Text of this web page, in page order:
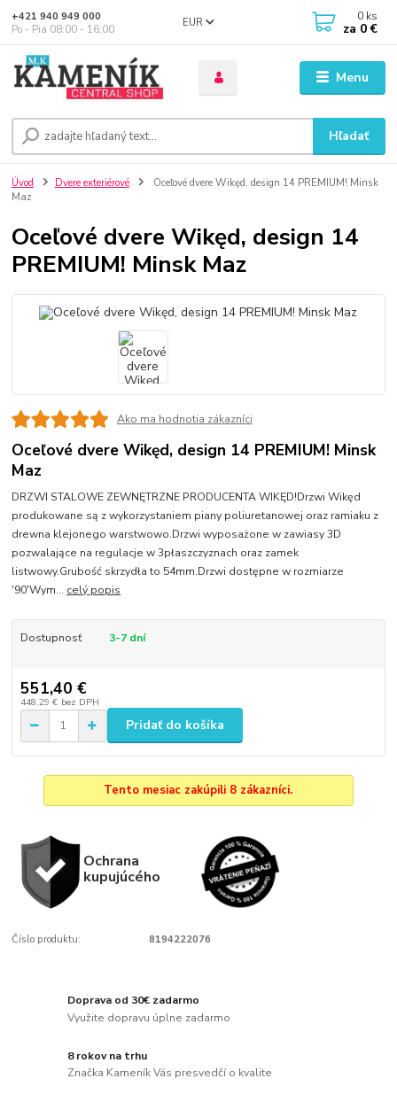
Menu
EUR
Hľadať
+421 940 949 000
Po - Pia 08:00 - 16:00
0 ks
za 0 €
Úvod Dvere exteriérové
Oceľové dvere Wikęd, design 14 PREMIUM! Minsk
Maz
Oceľové dvere Wikęd, design 14
PREMIUM! Minsk Maz
Ako ma hodnotia zákazníci
Oceľové dvere Wikęd, design 14 PREMIUM! Minsk
Maz
DRZWI STALOWE ZEWNĘTRZNE PRODUCENTA WIKĘD!Drzwi Wikęd
produkowane są z wykorzystaniem piany poliuretanowej oraz ramiaku z
drewna klejonego warstwowo.Drzwi wyposażone w zawiasy 3D
pozwalające na regulacje w 3płaszczyznach oraz zamek
listwowy.Grubość skrzydła to 54mm.Drzwi dostępne w rozmiarze
'90'Wym... celý popis
Dostupnosť 3-7 dní
551,40 €
448,29 € bez DPH
Pridať do košíka
Tento mesiac zakúpili 8 zákazníci.
Ochrana
kupujúcého
Číslo produktu: 8194222076
Doprava od 30€ zadarmo
Využite dopravu úplne zadarmo
8 rokov na trhu
Značka Kameník Vás presvedčí o kvalite